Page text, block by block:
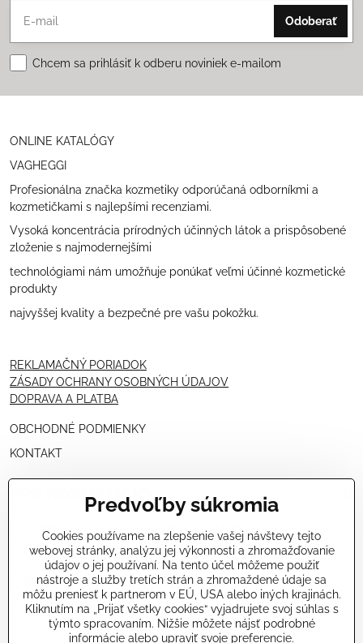
Odoberať
Chcem sa prihlásiť k odberu noviniek e-mailom
ONLINE KATALÓGY
VAGHEGGI
Profesionálna značka kozmetiky odporúčaná odborníkmi a
kozmetičkami s najlepšími recenziami.
Vysoká koncentrácia prírodných účinných látok a prispôsobené
zloženie s najmodernejšími
technológiami nám umožňuje ponúkať veľmi účinné kozmetické
produkty
najvyššej kvality a bezpečné pre vašu pokožku.
REKLAMAČNÝ PORIADOK
ZÁSADY OCHRANY OSOBNÝCH ÚDAJOV
DOPRAVA A PLATBA
OBCHODNÉ PODMIENKY
KONTAKT
PRE KOZMETIČKY
VÝHODNÁ PONUKA PRE PROFESIONÁLOV
NÁVODY OŠETRENÍ - VIDEÁ
ŠKOLENIE KOZMETIČIEK V TALIANSKU
Predvoľby súkromia
Cookies používame na zlepšenie vašej návštevy tejto
webovej stránky, analýzu jej výkonnosti a zhromažďovanie
údajov o jej používaní. Na tento účel môžeme použiť
nástroje a služby tretích strán a zhromaždené údaje sa
môžu preniesť k partnerom v EÚ, USA alebo iných krajinách.
Kliknutím na „Prijať všetky cookies“ vyjadrujete svoj súhlas s
týmto spracovaním. Nižšie môžete nájsť podrobné
informácie alebo upraviť svoje preferencie.